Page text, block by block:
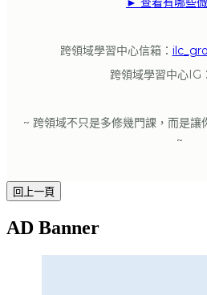
跨領域學習中心信箱：
跨領域學習中心IG：
~ 跨領域不只是多修幾門課，而是讓
~
AD Banner